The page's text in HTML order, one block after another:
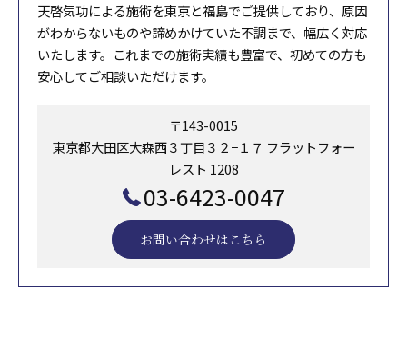
天啓気功による施術を東京と福島でご提供しており、原因
がわからないものや諦めかけていた不調まで、幅広く対応
いたします。これまでの施術実績も豊富で、初めての方も
安心してご相談いただけます。
〒143-0015
東京都大田区大森西３丁目３２−１７ フラットフォー
レスト 1208
03-6423-0047
お問い合わせはこちら